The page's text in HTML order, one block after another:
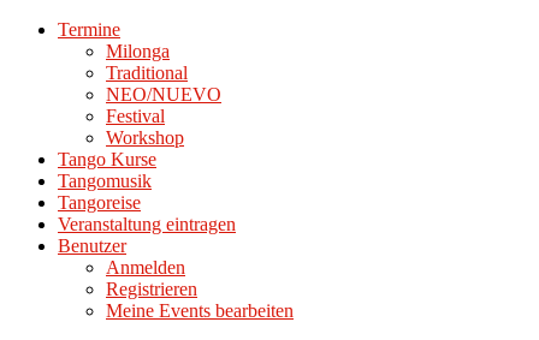
Termine
Milonga
Traditional
NEO/NUEVO
Festival
Workshop
Tango Kurse
Tangomusik
Tangoreise
Veranstaltung eintragen
Benutzer
Anmelden
Registrieren
Meine Events bearbeiten